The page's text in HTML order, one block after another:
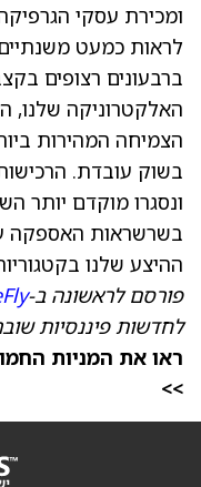
ומכירת עסקי
לראות כמעט
ברבעונים רצופים
האלקטרוניקה שלנו,
הצמיחה המהירות
בשוק עובדת.
ונסגרו מוקדם יותר
בשרשראות האספקה
ההיצע שלנו
פורסם לראשונה ב-
לחדשות פיננסיות
>>